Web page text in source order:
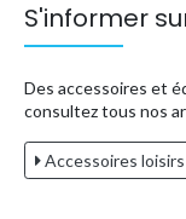
S'informer
Des accessoires et
consultez tous nos
Accessoires loisirs